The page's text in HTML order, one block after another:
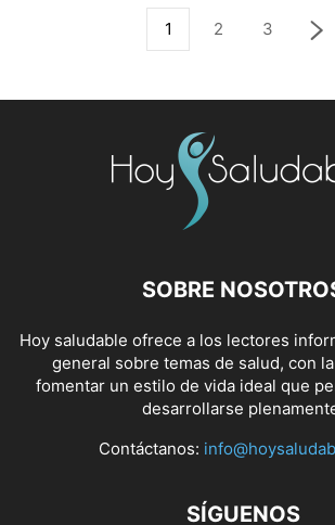
1 2 3
SOBRE
Hoy saludable ofrece a los lectores
general sobre temas de salud, con
fomentar un estilo de vida ideal que
desarrollarse
Contáctanos:
SÍGUENOS